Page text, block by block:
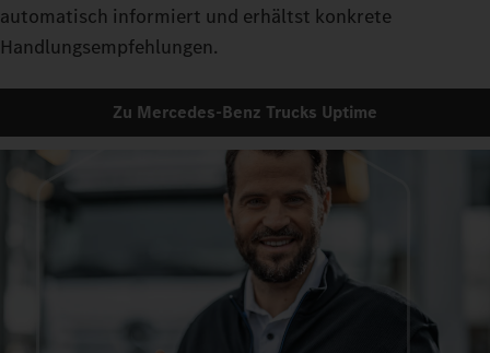
automatisch informiert und erhältst konkrete
Handlungsempfehlungen.
Zu Mercedes‑Benz Trucks Uptime